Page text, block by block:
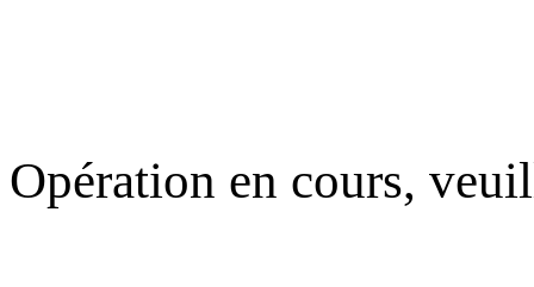
Opération en cours,